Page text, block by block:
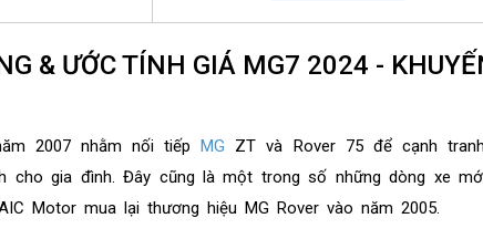
& ƯỚC TÍNH GIÁ MG7 2024 -
2007 nhằm nối tiếpMG ZT và Rover 75 để cạnh
cho gia đình. Đây cũng là một trong số những dòng xe
Motor mua lại thương hiệu MG Rover vào năm 2005.